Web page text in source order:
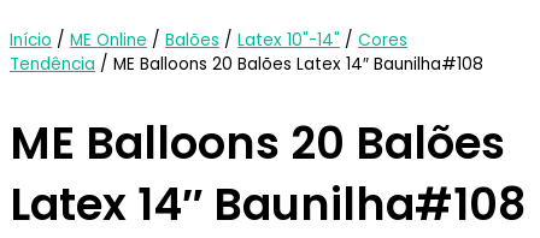
Início / ME Online / Balões / Latex 10"-14" / Cores
Tendência / ME Balloons 20 Balões Latex 14″ Baunilha#108
ME Balloons 20 Balões
Latex 14″ Baunilha#108